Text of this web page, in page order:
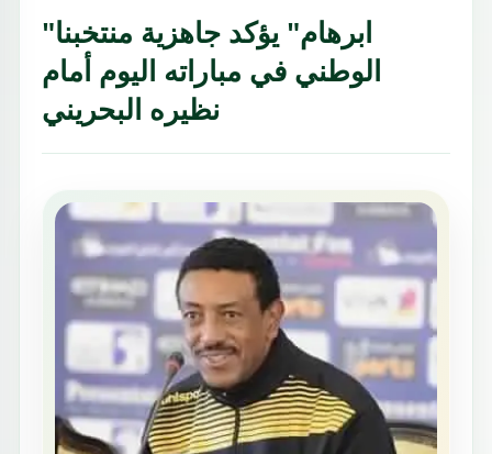
"ابرهام" يؤكد جاهزية منتخبنا
الوطني في مباراته اليوم أمام
نظيره البحريني